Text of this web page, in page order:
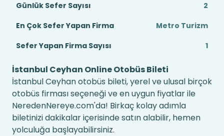
Günlük Sefer Sayısı
2
En Çok Sefer Yapan Firma
Metro Turizm
Sefer Yapan Firma Sayısı
1
İstanbul Ceyhan Online Otobüs Bileti
İstanbul Ceyhan otobüs bileti, yerel ve ulusal birçok
otobüs firması seçeneği ve en uygun fiyatlar ile
NeredenNereye.com'da! Birkaç kolay adımla
biletinizi dakikalar içerisinde satın alabilir, hemen
yolculuğa başlayabilirsiniz.